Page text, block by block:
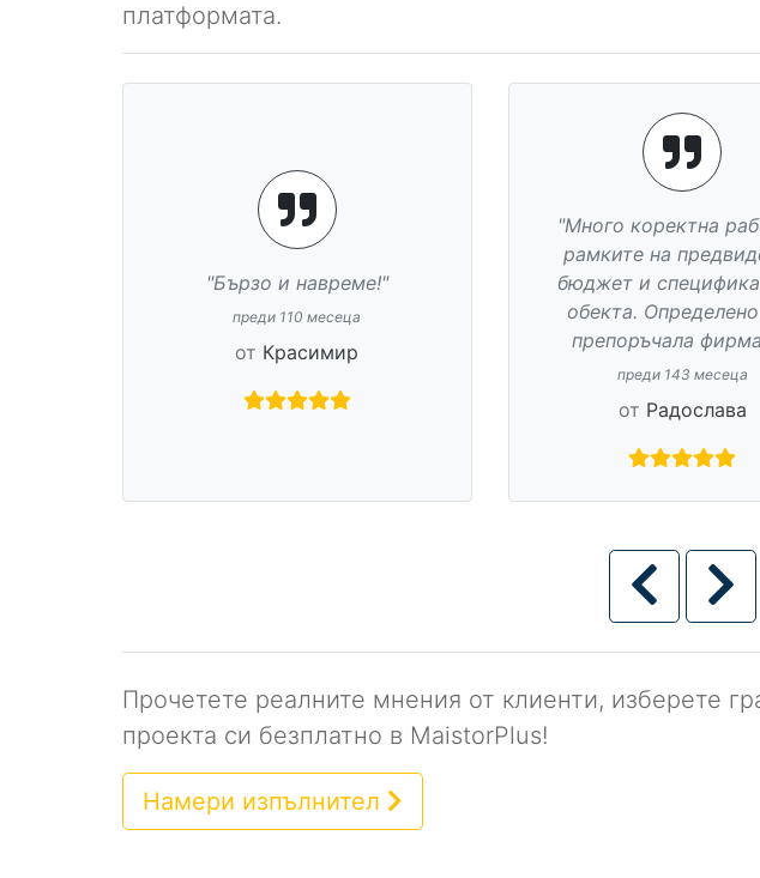
платформата.
много бързо и добре."
преди 152 месеца
отМартин
Прочетете реалните мнения от клиенти, изберете
проекта си безплатно в MaistorPlus!
Намери изпълнител